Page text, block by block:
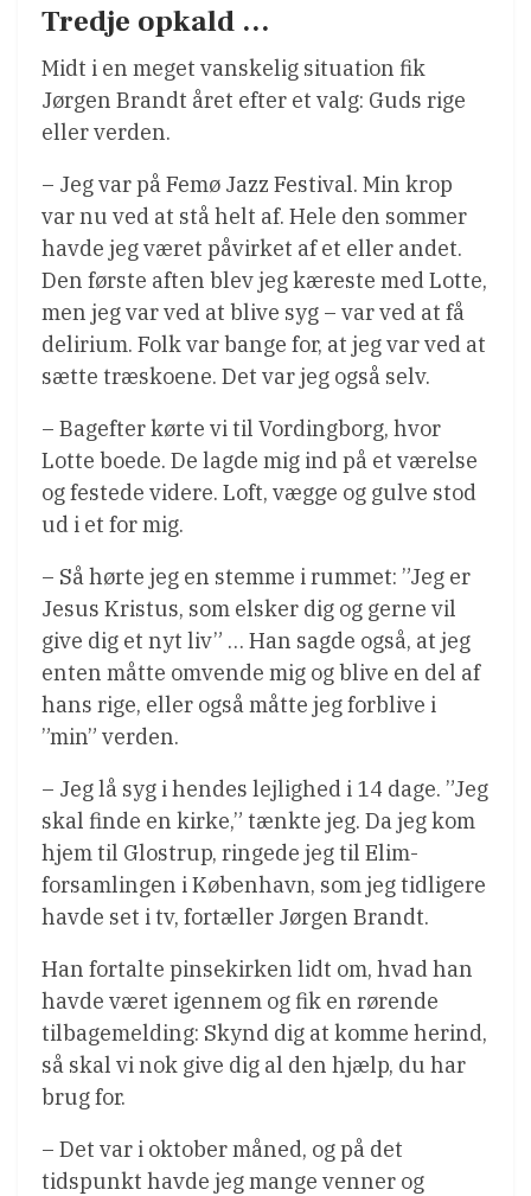
Tredje opkald …
Midt i en meget vanskelig situation fik
Jørgen Brandt året efter et valg: Guds rige
eller verden.
– Jeg var på Femø Jazz Festival. Min krop
var nu ved at stå helt af. Hele den sommer
havde jeg været påvirket af et eller andet.
Den første aften blev jeg kæreste med Lotte,
men jeg var ved at blive syg – var ved at få
delirium. Folk var bange for, at jeg var ved at
sætte træskoene. Det var jeg også selv.
– Bagefter kørte vi til Vordingborg, hvor
Lotte boede. De lagde mig ind på et værelse
og festede videre. Loft, vægge og gulve stod
ud i et for mig.
– Så hørte jeg en stemme i rummet: ”Jeg er
Jesus Kristus, som elsker dig og gerne vil
give dig et nyt liv” … Han sagde også, at jeg
enten måtte omvende mig og blive en del af
hans rige, eller også måtte jeg forblive i
”min” verden.
– Jeg lå syg i hendes lejlighed i 14 dage. ”Jeg
skal finde en kirke,” tænkte jeg. Da jeg kom
hjem til Glostrup, ringede jeg til Elim-
forsamlingen i København, som jeg tidligere
havde set i tv, fortæller Jørgen Brandt.
Han fortalte pinsekirken lidt om, hvad han
havde været igennem og fik en rørende
tilbagemelding: Skynd dig at komme herind,
så skal vi nok give dig al den hjælp, du har
brug for.
– Det var i oktober måned, og på det
tidspunkt havde jeg mange venner og